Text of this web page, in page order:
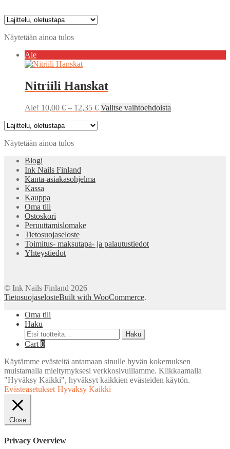
Näytetään ainoa tulos
Ale
Nitriili Hanskat
Ale! 10,00 € – 12,35 €Hintaluokka:
Valitse vaihtoehdoista
Näytetään ainoa tulos
Blogi
Ink Nails Finland
Kanta-asiakasohjelma
Kassa
Kauppa
Oma tili
Ostoskori
Peruuttamislomake
Tietosuojaseloste
Toimitus- maksutapa- ja palautustiedot
Yhteystiedot
© Ink Nails Finland 2026
TietosuojaselosteBuilt with WooCommerce.
Oma tili
Haku
Etsi:
Haku
Cart 0
Käytämme evästeitä antamaan sinulle hyvän kokemuksen
muistamalla mieltymyksesi verkkosivuillamme. Klikkaamalla
"Hyväksy Kaikki", hyväksyt kaikkien evästeiden käytön.
Evästeasetukset Hyväksy Kaikki
Close
Privacy Overview